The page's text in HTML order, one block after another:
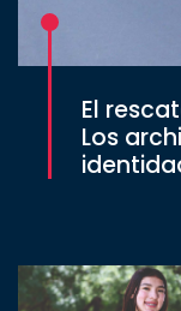
El
Los